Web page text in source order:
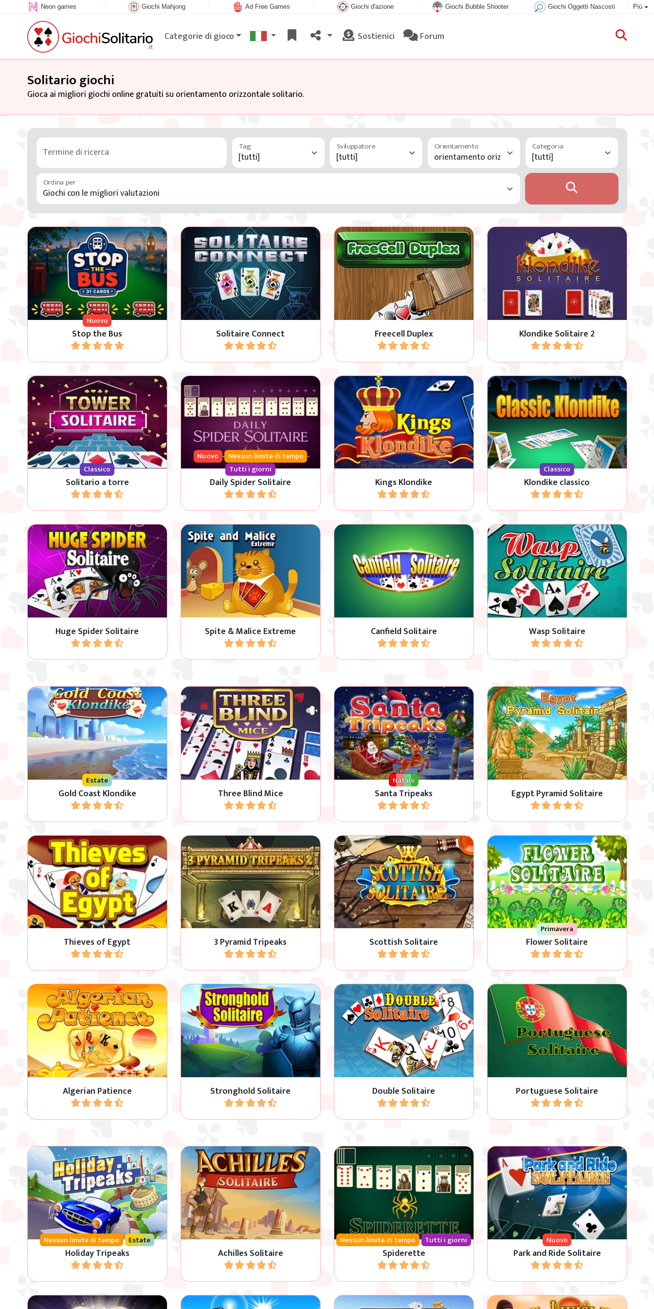
Neon games Giochi Mahjong Ad Free Games Giochi d'azione Giochi Bubble Shooter Giochi Oggetti Nascosti Più
Categorie di gioco Sostienici Forum
Solitario giochi
Gioca ai migliori giochi online gratuiti su orientamento orizzontale solitario.
Termine di ricerca Tag Sviluppatore Orientamento Categoria
Ordina per
Nuovo
Stop the Bus
Il classico gioco di carte Stop the
Bus, o 31.
Gioca Solitaire Connect
Provare a togliere tutte le tessere
dal gioco.
Gioca Freecell Duplex
Raddoppia il divertimento con
questa versione di Freecell: il
doppio di carte e il doppio di mazzi
di base.
Gioca Klondike Solitaire 2
Pesca 1 o 3 carte in questo gioco
Klondike Solitario.
Gioca
Classico
Solitario a torre
Gioca al classico gioco Solitario a
torre e cerca di eliminare tutte le
carte.
Gioca
Nuovo
Nessun limite di tempo
Tutti i giorni
Daily Spider Solitaire
Gioca ogni giorno a una nuova
partita di Daily Spider Solitaire con
3 livelli di difficoltà.
Gioca Kings Klondike
Klondike Solitaire con 2 mazzi e
carte nascoste.
Gioca
Classico
Klondike classico
Il classico Solitario Klondike: impila
tutte le carte secondo l'ordine
corretto.
Gioca
Huge Spider Solitaire
Gioco solitario classico Spider con 4
semi e 4 mazzi.
Gioca Spite & Malice Extreme
Estrema variante di questo classico
gioco di carte, conosciuto anche
con il nome di Skip-Bo, e sfida il tuo
avversario.
Gioca Canfield Solitaire
Prova a spostare tutte le carte alle
basi di questo classico gioco di
Solitario Canfield.
Gioca Wasp Solitaire
Sul piano di gioco creare pile verso
il basso, in ordine decrescente, dal
Re all’Asso.
Gioca
Estate
Gold Coast Klondike
Gioco di carte Klondike in 5 livelli
crescenti di difficoltà.
Gioca Three Blind Mice
Disponi tutte le carte sul tableau in
base al seme, dal Re all’Asso.
Gioca
Natale
Santa Tripeaks
Gioco solitario Tripeaks con Babbo
Natale.
Gioca Egypt Pyramid Solitaire
Classico Pyramid Solitaire
ambientato nell’Antico Egitto.
Gioca
Thieves of Egypt
Variante semplificata del gioco
Forty Thieves Solitaire.
Gioca 3 Pyramid Tripeaks
Tripeaks a scorrimento ambientato
nell'Antico Egitto.
Gioca Scottish Solitaire
Prova questo solitario golf
scozzese.
Gioca
Primavera
Flower Solitaire
Sposta tutte le carte nelle 4 case in
questo gioco Solitario del Fiori
Gioca
Algerian Patience
Gioco solitario magico dall’Algeria.
Gioca Stronghold Solitaire
Stronghold solitaire con 4 livelli di
difficoltà.
Gioca Double Solitaire
Klondike Solitaire in parallelo
Gioca Portuguese Solitaire
Portuguese Solitaire è una variante
del gioco “Castles in Spain”.
Gioca
Nessun limite di tempo Estate
Holiday Tripeaks
Viaggia intorno al mondo con
questo gioco per le vacanze
Tripeaks.
Gioca Achilles Solitaire
Abbina le carte e rimuovi tutte le
carte dal tabellone.
Gioca
Nessun limite di tempo Tutti i giorni
Spiderette
Spiderette è un ibrido tra Klondike
e Spider.
Gioca
Nuovo
Park and Ride Solitaire
Usa gli spazi liberi per disporre
tutte le carte per colore e in
sequenza, dal 2 al Re.
Gioca